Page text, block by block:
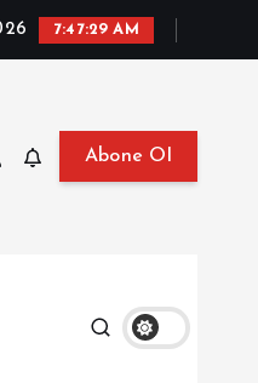
7:47:30 AM
Abone Ol